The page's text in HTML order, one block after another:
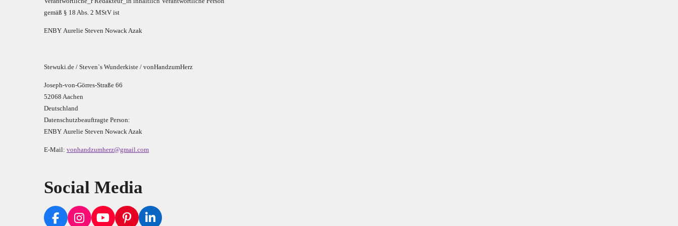
gemäß § 18 Abs. 2 MStV ist
ENBY Aurelie Steven Nowack Azak
Stewuki.de / Steven`s Wunderkiste / vonHandzumHerz
Joseph-von-Görres-Straße 66
52068 Aachen
Deutschland
Datenschutzbeauftragte Person:
ENBY Aurelie Steven Nowack Azak
E-Mail: vonhandzumherz@gmail.com
Social Media
F I Y P L